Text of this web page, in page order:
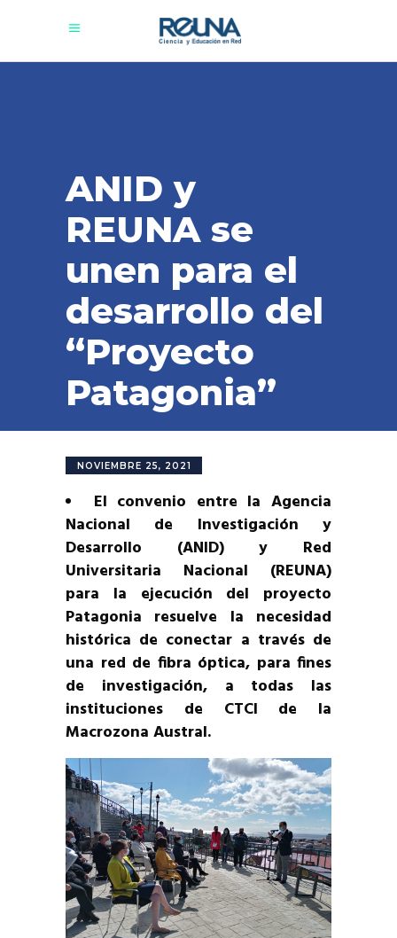
ANID y
REUNA se
unen para el
desarrollo del
“Proyecto
Patagonia”
NOVIEMBRE 25, 2021
El convenio entre la Agencia
Nacional de Investigación y
Desarrollo (ANID) y Red
Universitaria Nacional (REUNA)
para la ejecución del proyecto
Patagonia resuelve la necesidad
histórica de conectar a través de
una red de fibra óptica, para fines
de investigación, a todas las
instituciones de CTCI de la
Macrozona Austral.